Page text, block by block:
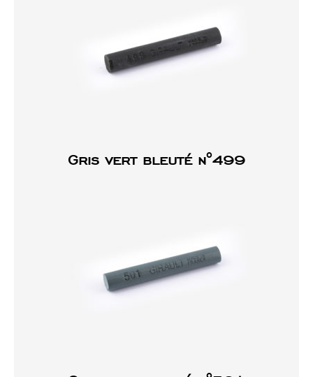
Gris vert bleuté n°499